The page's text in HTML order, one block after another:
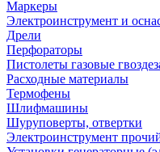
Маркеры
Электроинструмент и
Дрели
Перфораторы
Пистолеты газовые
Расходные материалы
Термофены
Шлифмашины
Шуруповерты, отвертки
Электроинструмент